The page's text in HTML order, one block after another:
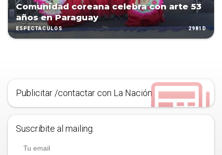
Comunidad coreana celebra con arte 53
años en Paraguay
ESPECTÁCULOS 2981D
Publicitar /contactar con La Nación
Suscribite al mailing.